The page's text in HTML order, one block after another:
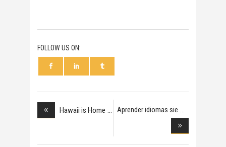
FOLLOW US ON:
Hawaii is Home Aprender idiomas sie